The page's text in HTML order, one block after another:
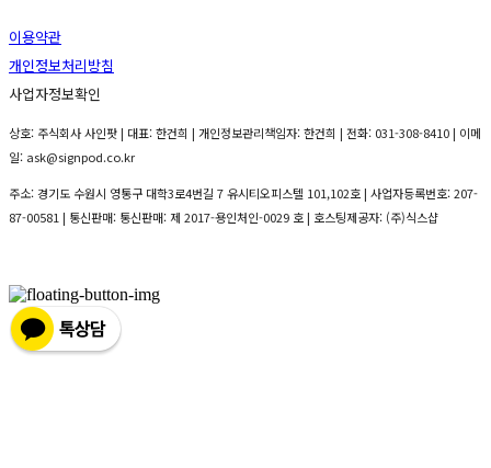
이용약관
개인정보처리방침
사업자정보확인
상호: 주식회사 사인팟 | 대표: 한건희 | 개인정보관리책임자: 한건희 | 전화: 031-308-8410 | 이메
일: ask@signpod.co.kr
주소: 경기도 수원시 영통구 대학3로4번길 7 유시티오피스텔 101,102호 | 사업자등록번호:207-
87-00581 | 통신판매: 통신판매: 제 2017-용인처인-0029 호 | 호스팅제공자: (주)식스샵